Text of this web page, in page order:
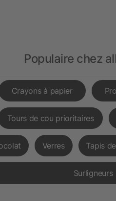
Populaire chez
Crayons à papier
Tours de cou prioritaires
Verres Tapis
Surligneurs